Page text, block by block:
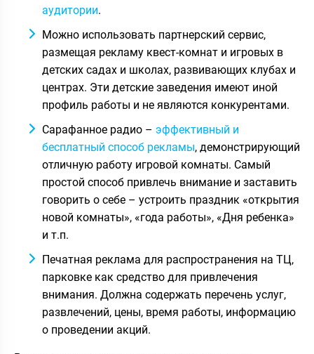
аудитории.
Можно использовать партнерский сервис,
размещая рекламу квест-комнат и игровых в
детских садах и школах, развивающих клубах и
центрах. Эти детские заведения имеют иной
профиль работы и не являются конкурентами.
Сарафанное радио – эффективный и
бесплатный способ рекламы, демонстрирующий
отличную работу игровой комнаты. Самый
простой способ привлечь внимание и заставить
говорить о себе – устроить праздник «открытия
новой комнаты», «года работы», «Дня ребенка»
и т.п.
Печатная реклама для распространения на ТЦ,
парковке как средство для привлечения
внимания. Должна содержать перечень услуг,
развлечений, цены, время работы, информацию
о проведении акций.